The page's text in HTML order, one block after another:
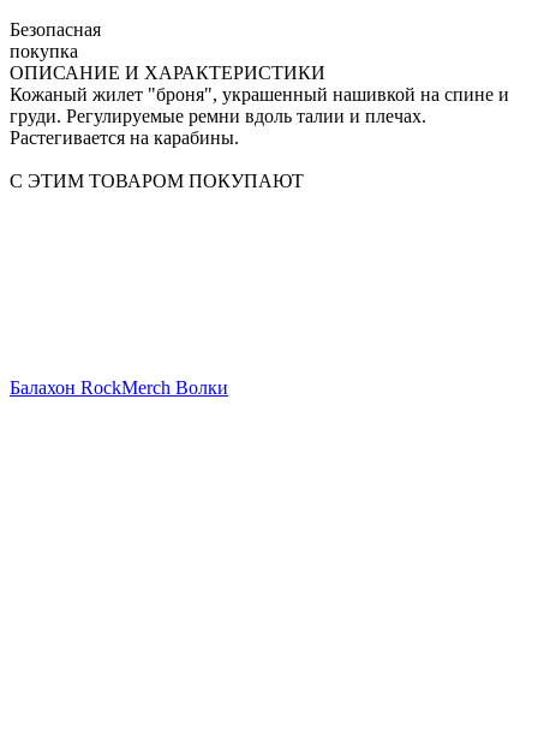
Безопасная
покупка
ОПИСАНИЕ И ХАРАКТЕРИСТИКИ
Кожаный жилет "броня", украшенный нашивкой на спине и
груди. Регулируемые ремни вдоль талии и плечах.
Растегивается на карабины.
С ЭТИМ ТОВАРОМ ПОКУПАЮТ
Балахон RockMerch Волки